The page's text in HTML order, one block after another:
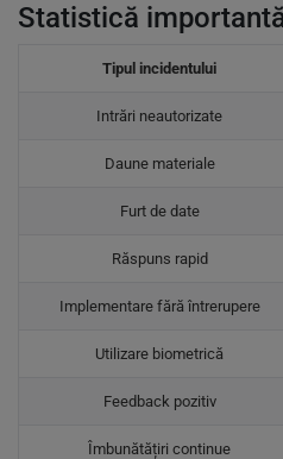
Statistică
Tipul incidentului
Intrări neautorizate
Daune materiale
Furt de date
Răspuns rapid
Implementare fără întrerupere
Utilizare biometrică
Feedback pozitiv
Îmbunătățiri continue